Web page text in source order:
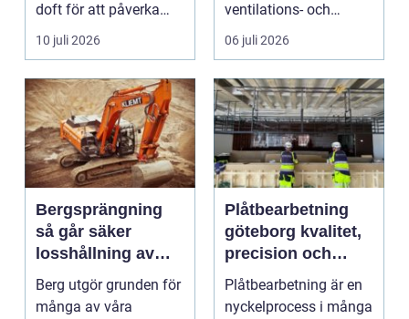
doft för att påverka
kä...
10 juli 2026
ventilations- och
klimatanlä...
06 juli 2026
Bergsprängning
så går säker
losshållning av
berg till i praktiken
Berg utgör grunden för
många av våra
Plåtbearbetning
göteborg kvalitet,
precision och
smarta lösningar
Plåtbearbetning är en
nyckelprocess i många